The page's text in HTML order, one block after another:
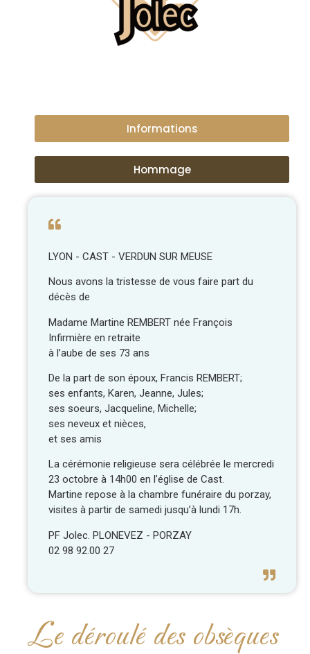
Informations
Hommage
LYON - CAST - VERDUN SUR MEUSE
Nous avons la tristesse de vous faire part du
décès de
Madame Martine REMBERT née François
Infirmière en retraite
à l’aube de ses 73 ans
De la part de son époux, Francis REMBERT;
ses enfants, Karen, Jeanne, Jules;
ses soeurs, Jacqueline, Michelle;
ses neveux et nièces,
et ses amis
La cérémonie religieuse sera célébrée le mercredi
23 octobre à 14h00 en l’église de Cast.
Martine repose à la chambre funéraire du porzay,
visites à partir de samedi jusqu’à lundi 17h.
PF Jolec. PLONEVEZ - PORZAY
02 98 92.00 27
Le déroulé des obsèques